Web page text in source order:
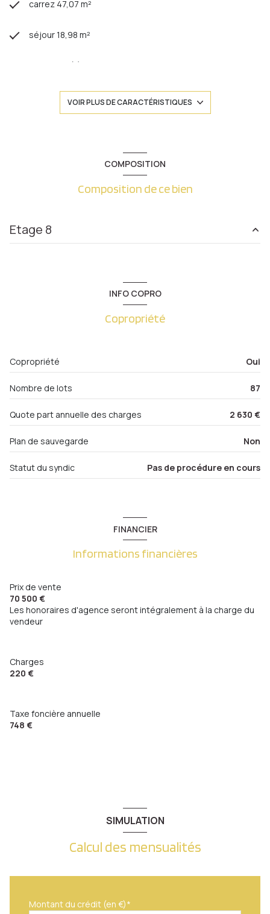
carrez 47,07 m²
séjour 18,98 m²
1 chambre(s)
Chauffage collectif : chaudière (gaz)
ascenseur
interphone
VOIR PLUS DE CARACTÉRISTIQUES
COMPOSITION
Composition de ce bien
Etage 8
INFO COPRO
Copropriété
Copropriété Oui
Nombre de lots 87
Quote part annuelle des charges 2 630 €
Plan de sauvegarde Non
Statut du syndic Pas de procédure en cours
FINANCIER
Informations financières
Prix de vente
70 500 €
Les honoraires d'agence seront intégralement à la charge du
vendeur
Charges
220 €
Taxe foncière annuelle
748 €
SIMULATION
Calcul des mensualités
Montant du crédit (en €)*